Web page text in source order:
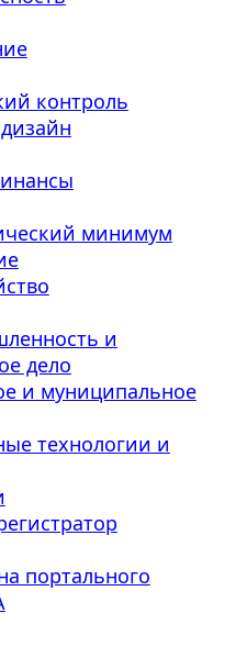
контроль
минимум
и
дело
и муниципальное
технологии и
портального